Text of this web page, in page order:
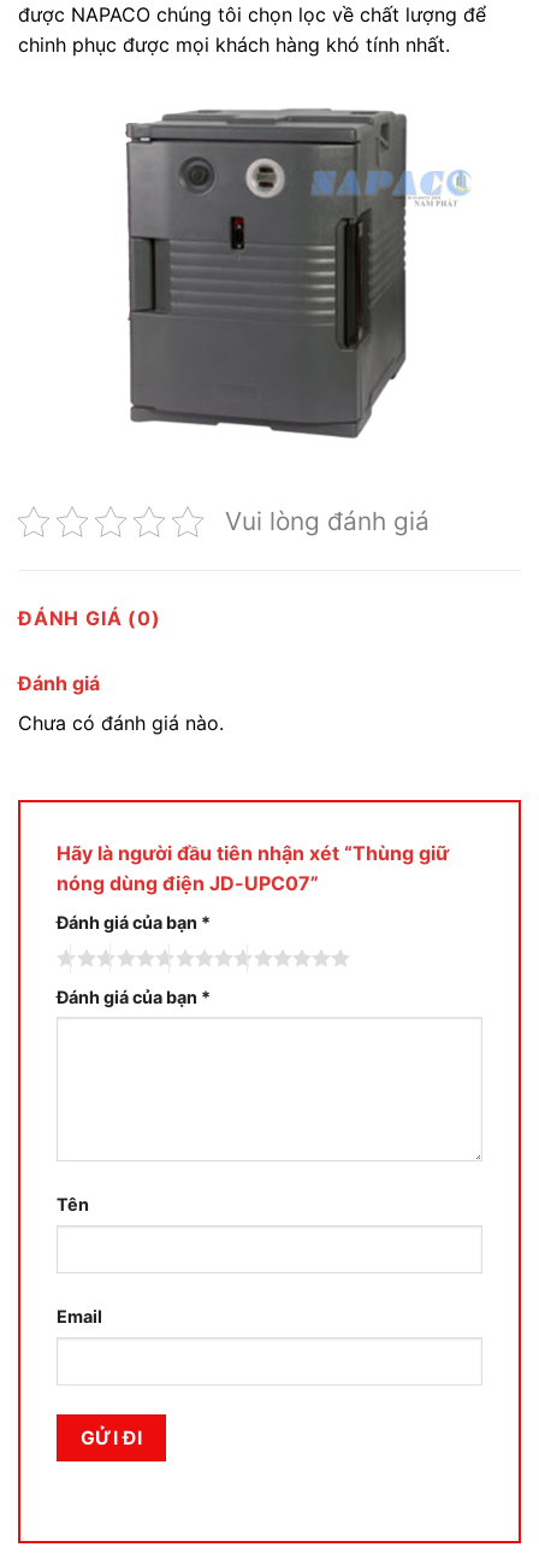
được NAPACO chúng tôi chọn lọc về chất lượng để
chinh phục được mọi khách hàng khó tính nhất.
Vui lòng đánh giá
ĐÁNH GIÁ (0)
Đánh giá
Chưa có đánh giá nào.
Hãy là người đầu tiên nhận xét “Thùng giữ
nóng dùng điện JD-UPC07”
Đánh giá của bạn *
Đánh giá của bạn *
Tên
Email